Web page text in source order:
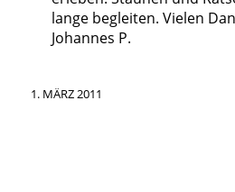
lange begleiten. Vielen
Johannes P.
1. MÄRZ 2011